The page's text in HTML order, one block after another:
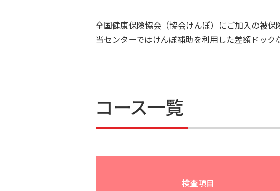
全国健康保険協会（協会けんぽ）にご加入の被保
当センターではけんぽ補助を利用した差額ドック
コース一覧
検査項目